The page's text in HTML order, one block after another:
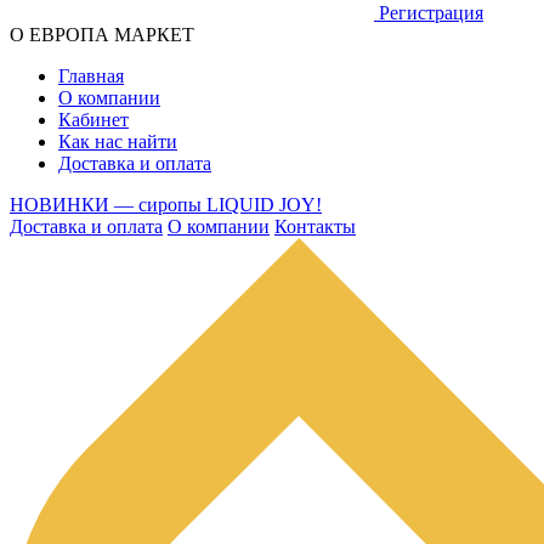
Регистрация
О ЕВРОПА МАРКЕТ
Главная
О компании
Кабинет
Как нас найти
Доставка и оплата
НОВИНКИ — сиропы LIQUID JOY!
Доставка и оплата О компании Контакты